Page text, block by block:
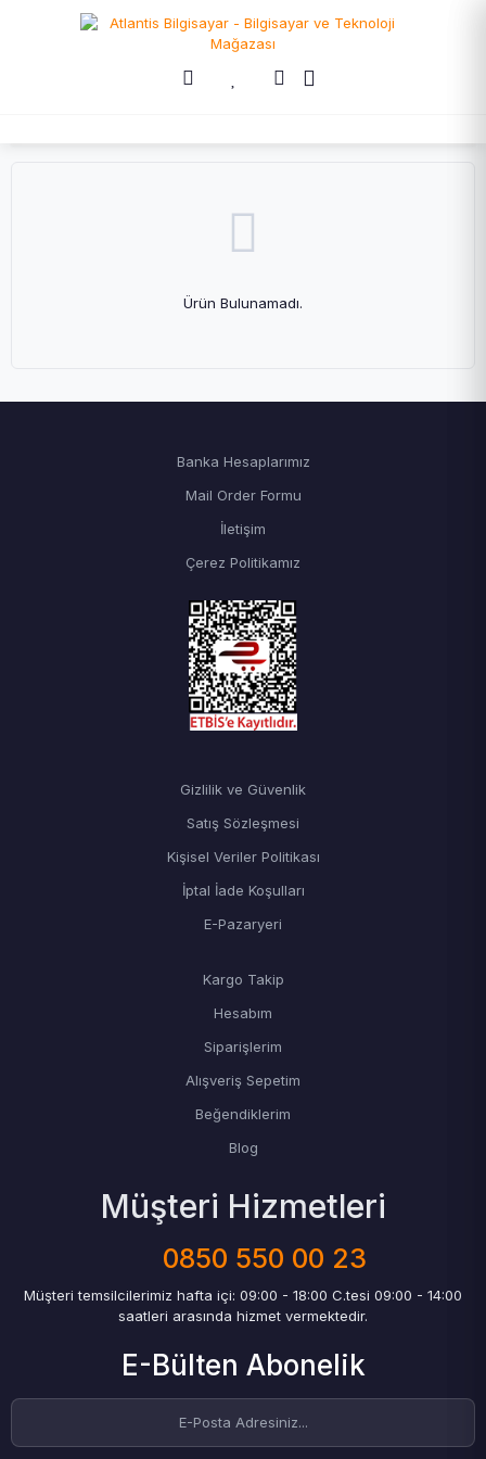
Ürün Bulunamadı.
Banka Hesaplarımız
Mail Order Formu
İletişim
Çerez Politikamız
Gizlilik ve Güvenlik
Satış Sözleşmesi
Kişisel Veriler Politikası
İptal İade Koşulları
E-Pazaryeri
Kargo Takip
Hesabım
Siparişlerim
Alışveriş Sepetim
Beğendiklerim
Blog
Müşteri Hizmetleri
0850 550 00 23
Müşteri temsilcilerimiz hafta içi: 09:00 - 18:00 C.tesi 09:00 - 14:00
saatleri arasında hizmet vermektedir.
E-Bülten Abonelik